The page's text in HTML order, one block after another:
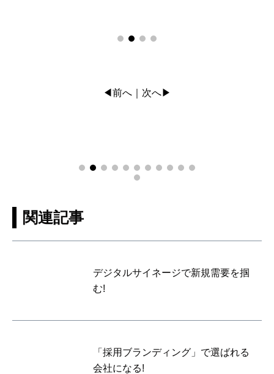
◀前へ 次へ▶
関連記事
デジタルサイネージで新規需要を掴
む!
「採用ブランディング」で選ばれる
会社になる!